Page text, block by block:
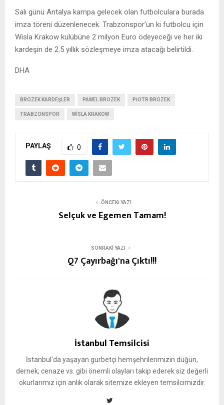
Salı günü Antalya kampa gelecek olan futbolculara burada
imza töreni düzenlenecek. Trabzonspor’un ki futbolcu için
Wisla Krakow kulübüne 2 milyon Euro ödeyeceği ve her iki
kardeşin de 2.5 yıllık sözleşmeye imza atacağı belirtildi.
DHA
BROZEK KARDEŞLER PAWEL BROZEK PIOTR BROZEK
TRABZONSPOR WISLA KRAKOW
PAYLAŞ 0
ÖNCEKI YAZI
Selçuk ve Egemen Tamam!
SONRAKI YAZI
Q7 Çayırbağı'na Çıktı!!!
İstanbul Temsilcisi
İstanbul'da yaşayan gurbetçi hemşehrilerimizin düğün,
dernek, cenaze vs. gibi önemli olayları takip ederek siz değerli
okurlarımız için anlık olarak sitemize ekleyen temsilcimizdir.